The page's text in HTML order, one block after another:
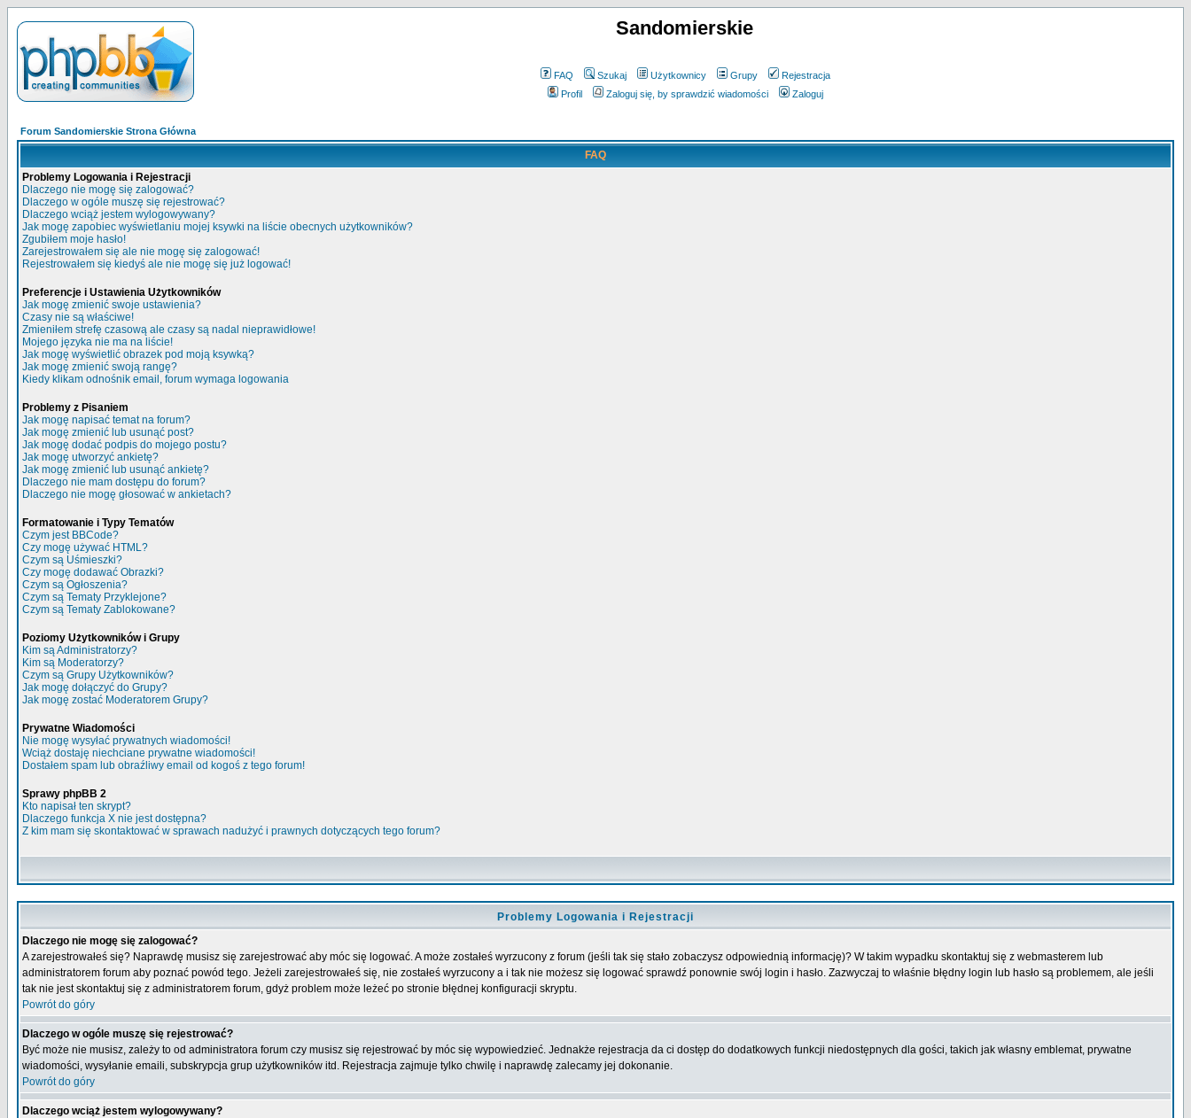
Sandomierskie
FAQ Szukaj Użytkownicy Grupy
Rejestracja
Profil
Zaloguj się, by sprawdzić wiadomości Zaloguj
Forum Sandomierskie Strona Główna
FAQ
Problemy Logowania i Rejestracji
Dlaczego nie mogę się zalogować?
Dlaczego w ogóle muszę się rejestrować?
Dlaczego wciąż jestem wylogowywany?
Jak mogę zapobiec wyświetlaniu mojej ksywki na liście obecnych użytkowników?
Zgubiłem moje hasło!
Zarejestrowałem się ale nie mogę się zalogować!
Rejestrowałem się kiedyś ale nie mogę się już logować!
Preferencje i Ustawienia Użytkowników
Jak mogę zmienić swoje ustawienia?
Czasy nie są właściwe!
Zmieniłem strefę czasową ale czasy są nadal nieprawidłowe!
Mojego języka nie ma na liście!
Jak mogę wyświetlić obrazek pod moją ksywką?
Jak mogę zmienić swoją rangę?
Kiedy klikam odnośnik email, forum wymaga logowania
Problemy z Pisaniem
Jak mogę napisać temat na forum?
Jak mogę zmienić lub usunąć post?
Jak mogę dodać podpis do mojego postu?
Jak mogę utworzyć ankietę?
Jak mogę zmienić lub usunąć ankietę?
Dlaczego nie mam dostępu do forum?
Dlaczego nie mogę głosować w ankietach?
Formatowanie i Typy Tematów
Czym jest BBCode?
Czy mogę używać HTML?
Czym są Uśmieszki?
Czy mogę dodawać Obrazki?
Czym są Ogłoszenia?
Czym są Tematy Przyklejone?
Czym są Tematy Zablokowane?
Poziomy Użytkowników i Grupy
Kim są Administratorzy?
Kim są Moderatorzy?
Czym są Grupy Użytkowników?
Jak mogę dołączyć do Grupy?
Jak mogę zostać Moderatorem Grupy?
Prywatne Wiadomości
Nie mogę wysyłać prywatnych wiadomości!
Wciąż dostaję niechciane prywatne wiadomości!
Dostałem spam lub obraźliwy email od kogoś z tego forum!
Sprawy phpBB 2
Kto napisał ten skrypt?
Dlaczego funkcja X nie jest dostępna?
Z kim mam się skontaktować w sprawach nadużyć i prawnych dotyczących tego forum?
Problemy Logowania i Rejestracji
Dlaczego nie mogę się zalogować?
A zarejestrowałeś się? Naprawdę musisz się zarejestrować aby móc się logować. A może zostałeś wyrzucony z forum (jeśli tak się stało zobaczysz odpowiednią informację)? W takim wypadku skontaktuj się z webmasterem lub
administratorem forum aby poznać powód tego. Jeżeli zarejestrowałeś się, nie zostałeś wyrzucony a i tak nie możesz się logować sprawdź ponownie swój login i hasło. Zazwyczaj to właśnie błędny login lub hasło są problemem, ale jeśli
tak nie jest skontaktuj się z administratorem forum, gdyż problem może leżeć po stronie błędnej konfiguracji skryptu.
Powrót do góry
Dlaczego w ogóle muszę się rejestrować?
Być może nie musisz, zależy to od administratora forum czy musisz się rejestrować by móc się wypowiedzieć. Jednakże rejestracja da ci dostęp do dodatkowych funkcji niedostępnych dla gości, takich jak własny emblemat, prywatne
wiadomości, wysyłanie emaili, subskrypcja grup użytkowników itd. Rejestracja zajmuje tylko chwilę i naprawdę zalecamy jej dokonanie.
Powrót do góry
Dlaczego wciąż jestem wylogowywany?